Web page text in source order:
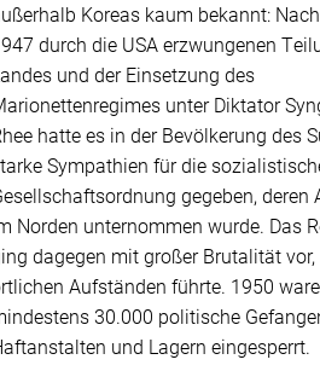
Koreas kaum bekannt:
durch die USA erzwungenen
und der Einsetzung des
unter Diktator
hatte es in der Bevölkerung des
Sympathien für die
gegeben, deren
Norden unternommen wurde. Das
dagegen mit großer Brutalität
Aufständen führte. 1950
30.000 politische
und Lagern eingesperrt.